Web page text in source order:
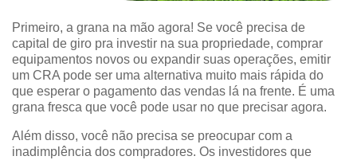
Primeiro, a grana na mão agora! Se você precisa de
capital de giro pra investir na sua propriedade, comprar
equipamentos novos ou expandir suas operações, emitir
um CRA pode ser uma alternativa muito mais rápida do
que esperar o pagamento das vendas lá na frente. É uma
grana fresca que você pode usar no que precisar agora.
Além disso, você não precisa se preocupar com a
inadimplência dos compradores. Os investidores que